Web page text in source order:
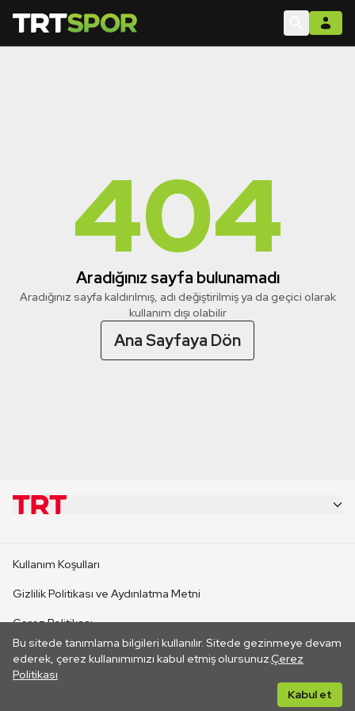
404
Aradığınız sayfa bulunamadı
Aradığınız sayfa kaldırılmış, adı değiştirilmiş ya da geçici olarak
kullanım dışı olabilir
Ana Sayfaya Dön
Bu sitede tanımlama bilgileri kullanılır. Sitede gezinmeye devam
ederek, çerez kullanımımızı kabul etmiş olursunuz.Çerez
Politikası
Kabul et
CANLI YAYINLAR
Kullanım Koşulları
Gizlilik Politikası ve Aydınlatma Metni
Çerez Politikası
İletişim
Her hakkı saklıdır. ©2026 TRT. Bağlantı yoluyla gidilen dış